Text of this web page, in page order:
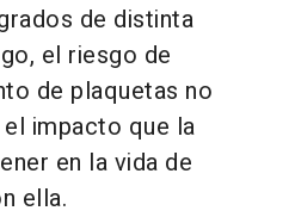
de distinta
el riesgo de
de plaquetas no
impacto que la
en la vida de
ella.